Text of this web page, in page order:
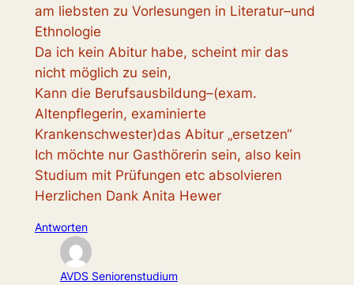
am liebsten zu Vorlesungen in Literatur–und
Ethnologie
Da ich kein Abitur habe, scheint mir das
nicht möglich zu sein,
Kann die Berufsausbildung–(exam.
Altenpflegerin, examinierte
Krankenschwester)das Abitur „ersetzen“
Ich möchte nur Gasthörerin sein, also kein
Studium mit Prüfungen etc absolvieren
Herzlichen Dank Anita Hewer
Antworten
AVDS Seniorenstudium